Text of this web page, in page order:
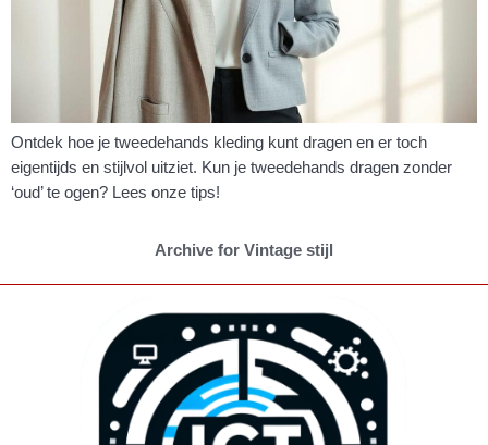
Ontdek hoe je tweedehands kleding kunt dragen en er toch
eigentijds en stijlvol uitziet. Kun je tweedehands dragen zonder
‘oud’ te ogen? Lees onze tips!
Archive for Vintage stijl